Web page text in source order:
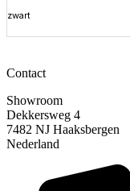
zwart
Contact
Showroom
Dekkersweg 4
7482 NJ Haaksbergen
Nederland